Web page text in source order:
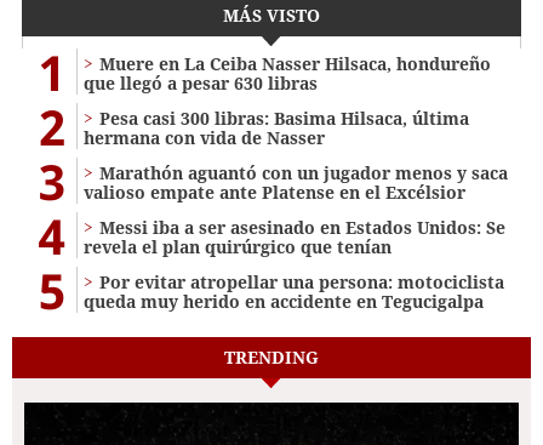
MÁS VISTO
1
Muere en La Ceiba Nasser Hilsaca, hondureño
que llegó a pesar 630 libras
2
Pesa casi 300 libras: Basima Hilsaca, última
hermana con vida de Nasser
3
Marathón aguantó con un jugador menos y saca
valioso empate ante Platense en el Excélsior
4
Messi iba a ser asesinado en Estados Unidos: Se
revela el plan quirúrgico que tenían
5
Por evitar atropellar una persona: motociclista
queda muy herido en accidente en Tegucigalpa
TRENDING